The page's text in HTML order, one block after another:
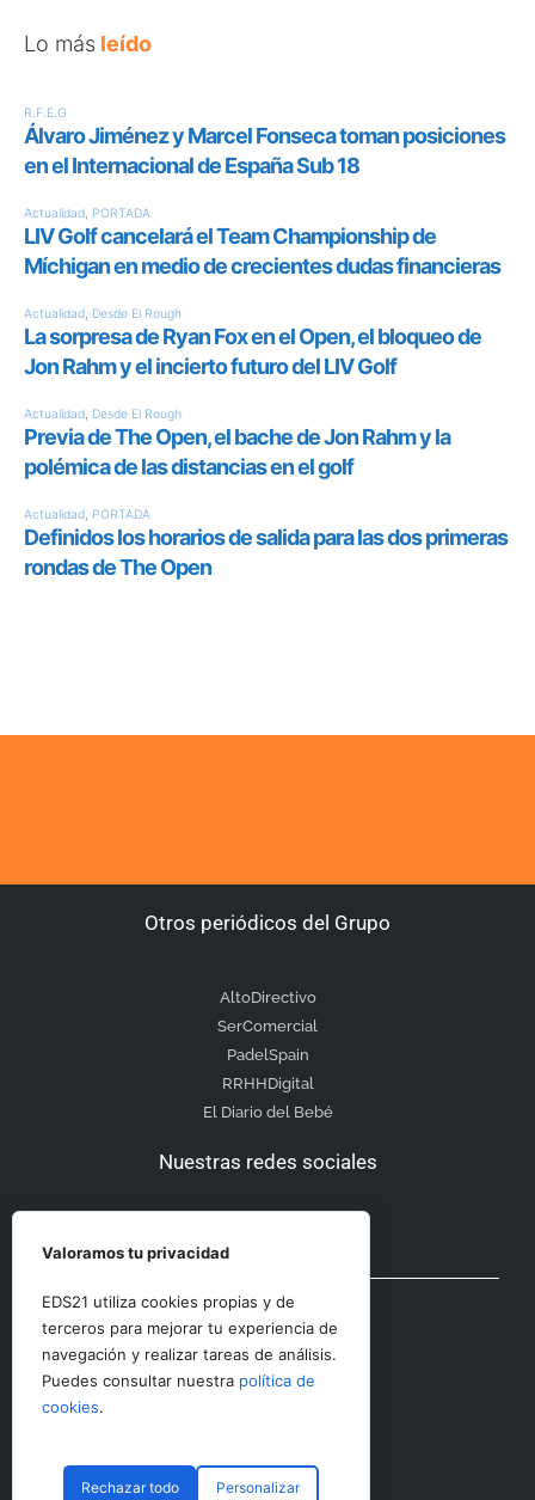
Lo más leído
Otros periódicos del Grupo
AltoDirectivo
SerComercial
PadelSpain
RRHHDigital
El Diario del Bebé
Nuestras redes sociales
Otras secciones
Contacto
Valoramos tu privacidad
EDS21 utiliza cookies propias y de
terceros para mejorar tu experiencia de
navegación y realizar tareas de análisis.
Puedes consultar nuestra política de
cookies.
Rechazar todo Personalizar